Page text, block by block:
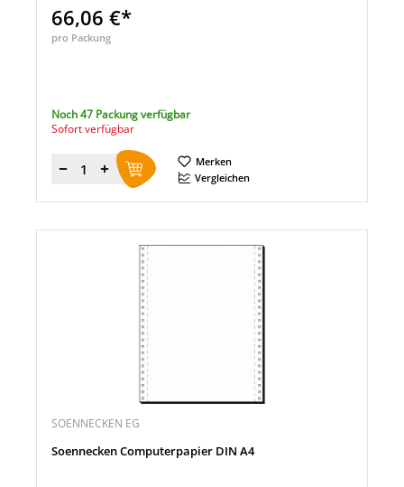
66,06 €*
pro Packung
Noch 47 Packung verfügbar
Sofort verfügbar
Menge
Merken
Vergleichen
SOENNECKEN EG
Soennecken Computerpapier DIN A4